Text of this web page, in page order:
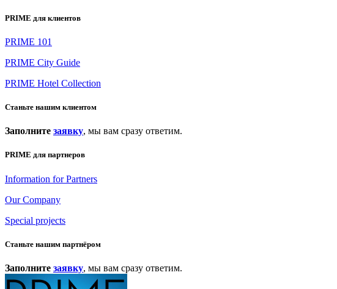
PRIME для клиентов
PRIME 101
PRIME City Guide
PRIME Hotel Collection
Станьте нашим клиентом
Заполните заявку, мы вам сразу ответим.
PRIME для партнеров
Information for Partners
Our Company
Special projects
Станьте нашим партнёром
Заполните заявку, мы вам сразу ответим.